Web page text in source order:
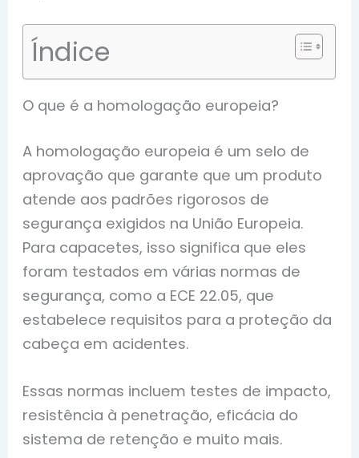
Índice
O que é a homologação europeia?
A homologação europeia é um selo de
aprovação que garante que um produto
atende aos padrões rigorosos de
segurança exigidos na União Europeia.
Para capacetes, isso significa que eles
foram testados em várias normas de
segurança, como a ECE 22.05, que
estabelece requisitos para a proteção da
cabeça em acidentes.
Essas normas incluem testes de impacto,
resistência à penetração, eficácia do
sistema de retenção e muito mais.